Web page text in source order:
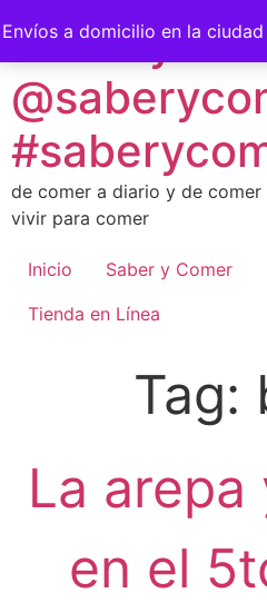
Envíos a domicilio en la ciudad
to
content
Saber y
de comer a diario y de comer
vivir para comer
Inicio Saber y Comer
Tienda en Línea
Tag:
La
en el